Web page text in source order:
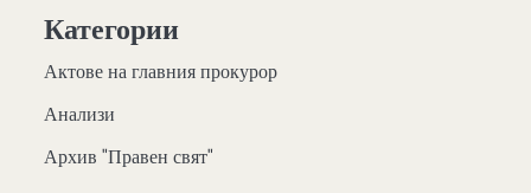
Категории
Актове на главния прокурор
Анализи
Архив "Правен свят"